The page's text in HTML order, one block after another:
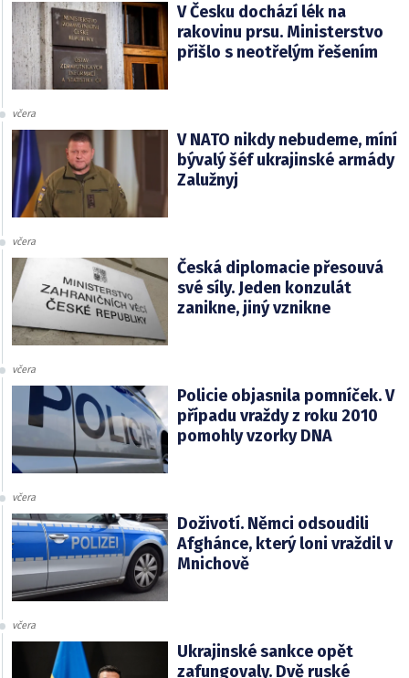
V Česku dochází lék na
rakovinu prsu. Ministerstvo
přišlo s neotřelým řešením
včera
V NATO nikdy nebudeme, míní
bývalý šéf ukrajinské armády
Zalužnyj
včera
Česká diplomacie přesouvá
své síly. Jeden konzulát
zanikne, jiný vznikne
včera
Policie objasnila pomníček. V
případu vraždy z roku 2010
pomohly vzorky DNA
včera
Doživotí. Němci odsoudili
Afghánce, který loni vraždil v
Mnichově
včera
Ukrajinské sankce opět
zafungovaly. Dvě ruské